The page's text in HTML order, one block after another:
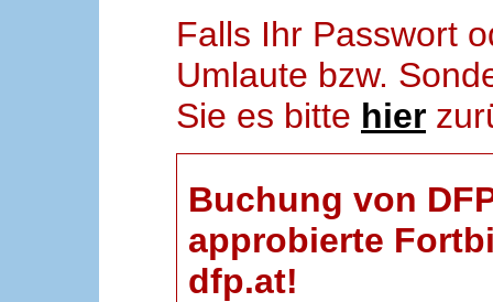
Falls Ihr Passwort
Umlaute bzw.
Sie es bitte hier
Buchung von
approbierte
dfp.at!